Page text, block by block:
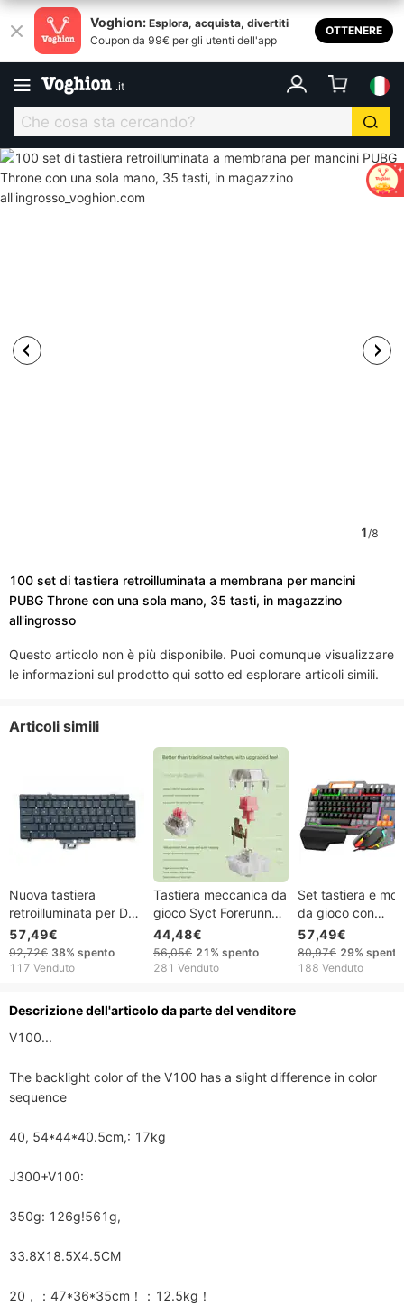
Voghion: Esplora, acquista, divertiti
Coupon da 99€ per gli utenti dell'app
OTTENERE
.it
1/8
100 set di tastiera retroilluminata a membrana per mancini
PUBG Throne con una sola mano, 35 tasti, in magazzino
all'ingrosso
Questo articolo non è più disponibile. Puoi comunque visualizzare
le informazioni sul prodotto qui sotto ed esplorare articoli simili.
Articoli simili
Nuova tastiera
retroilluminata per Dell
Latitude 5420 7420
7520 (codice
0CW3R5, codice
57,49€
92,72€ 38% spento
117 Venduto
Tastiera meccanica da
gioco Syct Forerunner
V20 cablata, wireless,
Bluetooth, per ufficio,
Steampunk, tasti
44,48€
56,05€ 21% spento
281 Venduto
Set tastiera e
da gioco con
retroilluminazione
arcobaleno e
in metallo per
57,49€
80,97€ 29% spento
188 Venduto
Descrizione dell'articolo da parte del venditore
V100...
The backlight color of the V100 has a slight difference in color
sequence
40, 54*44*40.5cm,: 17kg
J300+V100:
350g: 126g!561g,
33.8X18.5X4.5CM
20，：47*36*35cm！：12.5kg！